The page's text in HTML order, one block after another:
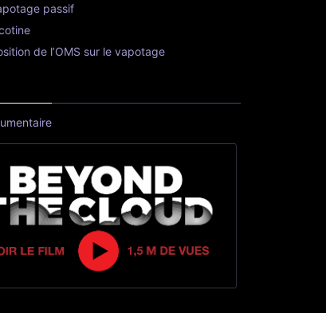
passif
de l’OMS sur le vapotage